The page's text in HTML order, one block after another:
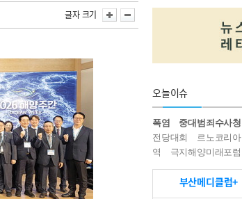
글자 크기
오늘이슈
폭염 중대범죄수사청
전당대회
르노코리아
역
극지해양미래포럼
부산메디클럽+